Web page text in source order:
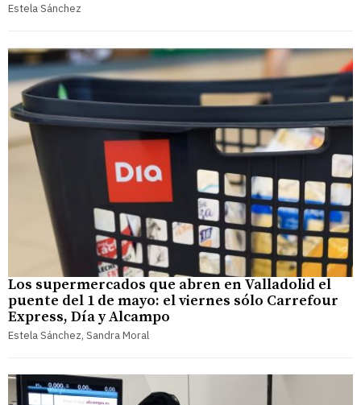
Estela Sánchez
Los supermercados que abren en Valladolid el
puente del 1 de mayo: el viernes sólo Carrefour
Express, Día y Alcampo
Estela Sánchez, Sandra Moral